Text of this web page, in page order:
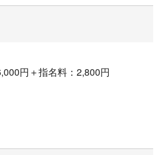
円＋指名料：2,800円